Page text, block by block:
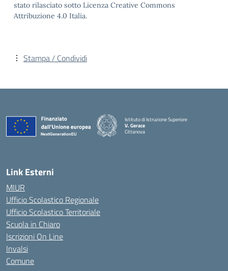
stato rilasciato sotto Licenza Creative Commons
Attribuzione 4.0 Italia.
Stampa / Condividi
Istituto di Istruzione Superiore
V. Gerace
Cittanova
Link Esterni
MIUR
Ufficio Scolastico Regionale
Ufficio Scolastico Territoriale
Scuola in Chiaro
Iscrizioni On Line
Invalsi
Comune